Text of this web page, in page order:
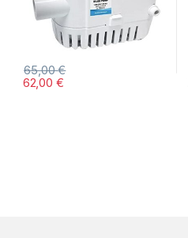
62,00 €
65,00€